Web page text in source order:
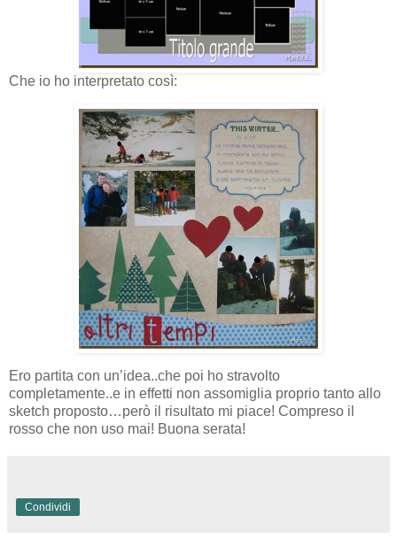
Che io ho interpretato così:
Ero partita con un’idea..che poi ho stravolto
completamente..e in effetti non assomiglia proprio tanto allo
sketch proposto…però il risultato mi piace! Compreso il
rosso che non uso mai! Buona serata!
Condividi